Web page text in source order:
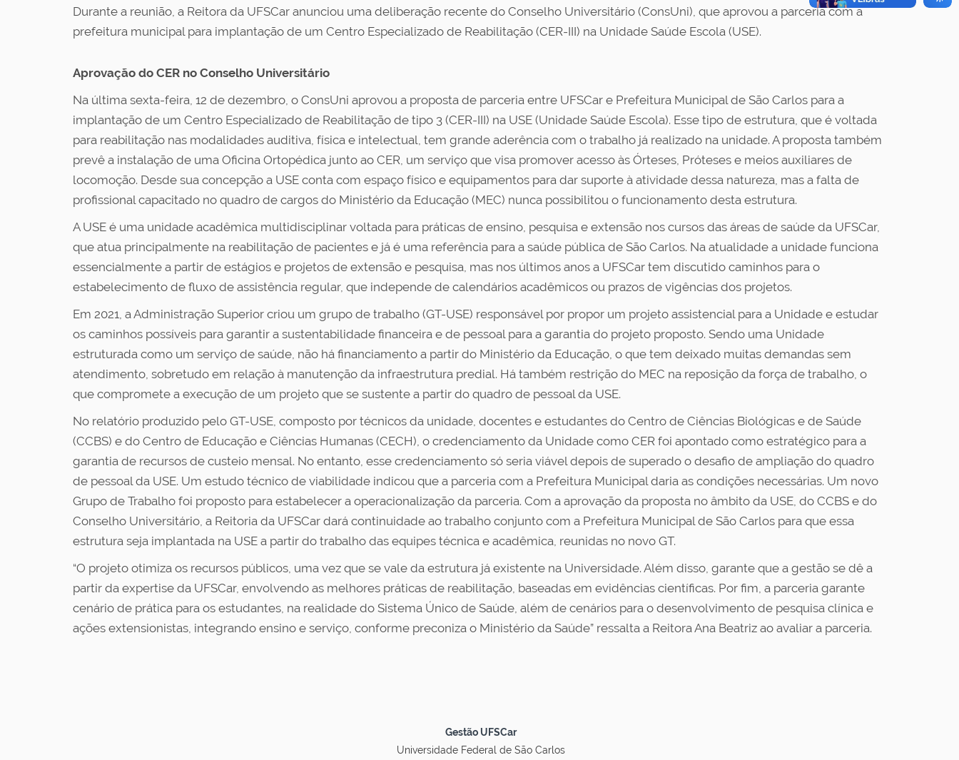
Durante a reunião, a Reitora da UFSCar anunciou uma deliberação recente do Conselho Universitário (ConsUni), que aprovou a parceria com a
prefeitura municipal para implantação de um Centro Especializado de Reabilitação (CER-III) na Unidade Saúde Escola (USE).
Aprovação do CER no Conselho Universitário
Na última sexta-feira, 12 de dezembro, o ConsUni aprovou a proposta de parceria entre UFSCar e Prefeitura Municipal de São Carlos para a
implantação de um Centro Especializado de Reabilitação de tipo 3 (CER-III) na USE (Unidade Saúde Escola). Esse tipo de estrutura, que é voltada
para reabilitação nas modalidades auditiva, física e intelectual, tem grande aderência com o trabalho já realizado na unidade. A proposta também
prevê a instalação de uma Oficina Ortopédica junto ao CER, um serviço que visa promover acesso às Órteses, Próteses e meios auxiliares de
locomoção. Desde sua concepção a USE conta com espaço físico e equipamentos para dar suporte à atividade dessa natureza, mas a falta de
profissional capacitado no quadro de cargos do Ministério da Educação (MEC) nunca possibilitou o funcionamento desta estrutura.
A USE é uma unidade acadêmica multidisciplinar voltada para práticas de ensino, pesquisa e extensão nos cursos das áreas de saúde da UFSCar,
que atua principalmente na reabilitação de pacientes e já é uma referência para a saúde pública de São Carlos. Na atualidade a unidade funciona
essencialmente a partir de estágios e projetos de extensão e pesquisa, mas nos últimos anos a UFSCar tem discutido caminhos para o
estabelecimento de fluxo de assistência regular, que independe de calendários acadêmicos ou prazos de vigências dos projetos.
Em 2021, a Administração Superior criou um grupo de trabalho (GT-USE) responsável por propor um projeto assistencial para a Unidade e estudar
os caminhos possíveis para garantir a sustentabilidade financeira e de pessoal para a garantia do projeto proposto. Sendo uma Unidade
estruturada como um serviço de saúde, não há financiamento a partir do Ministério da Educação, o que tem deixado muitas demandas sem
atendimento, sobretudo em relação à manutenção da infraestrutura predial. Há também restrição do MEC na reposição da força de trabalho, o
que compromete a execução de um projeto que se sustente a partir do quadro de pessoal da USE.
No relatório produzido pelo GT-USE, composto por técnicos da unidade, docentes e estudantes do Centro de Ciências Biológicas e de Saúde
(CCBS) e do Centro de Educação e Ciências Humanas (CECH), o credenciamento da Unidade como CER foi apontado como estratégico para a
garantia de recursos de custeio mensal. No entanto, esse credenciamento só seria viável depois de superado o desafio de ampliação do quadro
de pessoal da USE. Um estudo técnico de viabilidade indicou que a parceria com a Prefeitura Municipal daria as condições necessárias. Um novo
Grupo de Trabalho foi proposto para estabelecer a operacionalização da parceria. Com a aprovação da proposta no âmbito da USE, do CCBS e do
Conselho Universitário, a Reitoria da UFSCar dará continuidade ao trabalho conjunto com a Prefeitura Municipal de São Carlos para que essa
estrutura seja implantada na USE a partir do trabalho das equipes técnica e acadêmica, reunidas no novo GT.
“O projeto otimiza os recursos públicos, uma vez que se vale da estrutura já existente na Universidade. Além disso, garante que a gestão se dê a
partir da expertise da UFSCar, envolvendo as melhores práticas de reabilitação, baseadas em evidências científicas. Por fim, a parceria garante
cenário de prática para os estudantes, na realidade do Sistema Único de Saúde, além de cenários para o desenvolvimento de pesquisa clínica e
ações extensionistas, integrando ensino e serviço, conforme preconiza o Ministério da Saúde” ressalta a Reitora Ana Beatriz ao avaliar a parceria.
Gestão UFSCar
Universidade Federal de São Carlos